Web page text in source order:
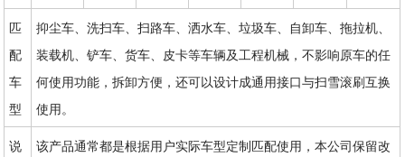
匹
配
车
型
抑尘车、洗扫车、扫路车、洒水车、垃圾车、自卸车、拖拉机、
装载机、铲车、货车、皮卡等车辆及工程机械，不影响原车的任
何使用功能，拆卸方便，还可以设计成通用接口与扫雪滚刷互换
使用。
说
该产品通常都是根据用户实际车型定制匹配使用，本公司保留改